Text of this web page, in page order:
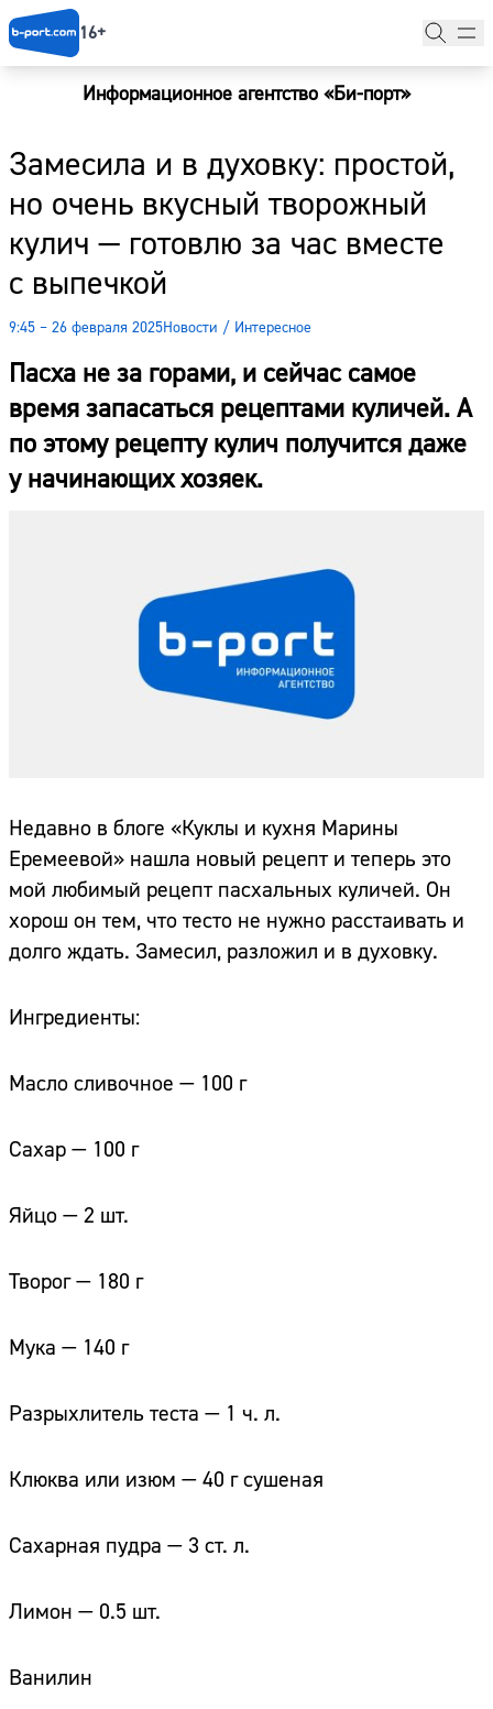
16+
Информационное агентство «Би-порт»
Замесила и в духовку: простой,
но очень вкусный творожный
кулич — готовлю за час вместе
с выпечкой
9:45 – 26 февраля 2025Новости / Интересное
Пасха не за горами, и сейчас самое
время запасаться рецептами куличей. А
по этому рецепту кулич получится даже
у начинающих хозяек.
Недавно в блоге «Куклы и кухня Марины
Еремеевой» нашла новый рецепт и теперь это
мой любимый рецепт пасхальных куличей. Он
хорош он тем, что тесто не нужно расстаивать и
долго ждать. Замесил, разложил и в духовку.
Ингредиенты:
Масло сливочное — 100 г
Сахар — 100 г
Яйцо — 2 шт.
Творог — 180 г
Мука — 140 г
Разрыхлитель теста — 1 ч. л.
Клюква или изюм — 40 г сушеная
Сахарная пудра — 3 ст. л.
Лимон — 0.5 шт.
Ванилин
Новости
Наши гости
Фоторепортажи
Погода
Курсы валют